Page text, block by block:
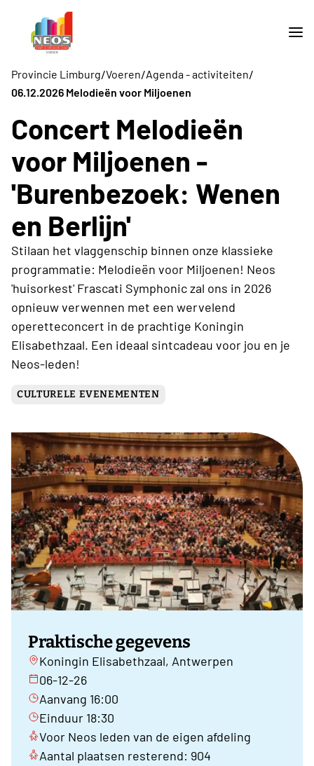
Provincie Limburg/Voeren/Agenda - activiteiten/
06.12.2026 Melodieën voor Miljoenen
Concert Melodieën
voor Miljoenen -
'Burenbezoek: Wenen
en Berlijn'
Stilaan het vlaggenschip binnen onze klassieke
programmatie: Melodieën voor Miljoenen! Neos
'huisorkest' Frascati Symphonic zal ons in 2026
opnieuw verwennen met een wervelend
operetteconcert in de prachtige Koningin
Elisabethzaal. Een ideaal sintcadeau voor jou en je
Neos-leden!
CULTURELE EVENEMENTEN
Praktische gegevens
Koningin Elisabethzaal, Antwerpen
06-12-26
Aanvang 16:00
Einduur 18:30
Voor Neos leden van de eigen afdeling
Aantal plaatsen resterend: 904